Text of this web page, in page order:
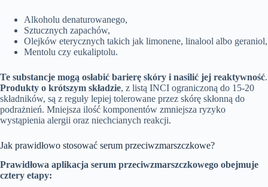
Alkoholu denaturowanego,
Sztucznych zapachów,
Olejków eterycznych takich jak limonene, linalool albo geraniol,
Mentolu czy eukaliptolu.
Te substancje mogą osłabić barierę skóry i nasilić jej reaktywność.
Produkty o krótszym składzie, z listą INCI ograniczoną do 15-20
składników, są z reguły lepiej tolerowane przez skórę skłonną do
podrażnień. Mniejsza ilość komponentów zmniejsza ryzyko
wystąpienia alergii oraz niechcianych reakcji.
Jak prawidłowo stosować serum przeciwzmarszczkowe?
Prawidłowa aplikacja serum przeciwzmarszczkowego obejmuje
cztery etapy: